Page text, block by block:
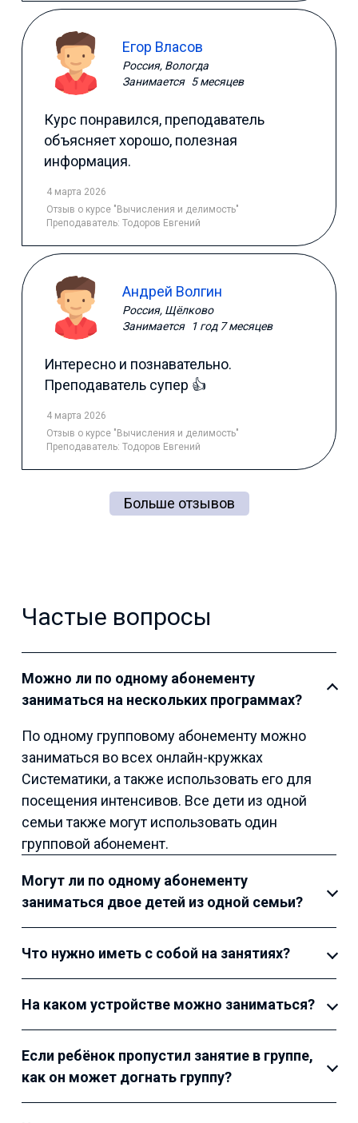
Егор Власов
Россия, Вологда
Занимается 5 месяцев
Курс понравился, преподаватель
объясняет хорошо, полезная
информация.
4 марта 2026
Отзыв о курсе "Вычисления и делимость"
Преподаватель: Тодоров Евгений
Андрей Волгин
Россия, Щёлково
Занимается
1 год 7 месяцев
Интересно и познавательно.
Преподаватель супер 👍
4 марта 2026
Отзыв о курсе "Вычисления и делимость"
Преподаватель: Тодоров Евгений
Больше отзывов
Частые вопросы
Можно ли по одному абонементу
заниматься на нескольких программах?
По одному групповому абонементу можно
заниматься во всех онлайн-кружках
Систематики, а также использовать его для
посещения интенсивов. Все дети из одной
семьи также могут использовать один
групповой абонемент.
Могут ли по одному абонементу
заниматься двое детей из одной семьи?
Что нужно иметь с собой на занятиях?
На каком устройстве можно заниматься?
Если ребёнок пропустил занятие в группе,
как он может догнать группу?